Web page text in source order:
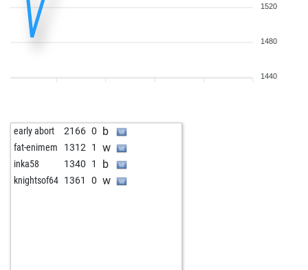
1520
1480
1440
early abort 2166 0 b
fat-enimem 1312 1 w
inka58 1340 1 b
knightsof64 1361 0 w